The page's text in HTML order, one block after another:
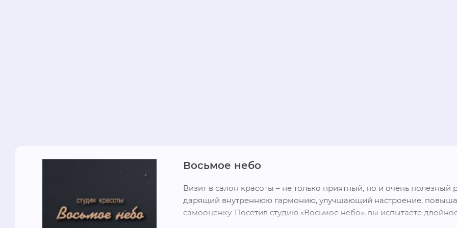
Восьмое небо
Визит в салон красоты – не только приятный, но и очень полезный
дарящий внутреннюю гармонию, улучшающий настроение,
самооценку. Посетив студию «Восьмое небо», вы испытаете